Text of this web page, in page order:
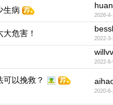
生病
2026-
危害！
2022-
2022-6-
可以挽救？
2020-